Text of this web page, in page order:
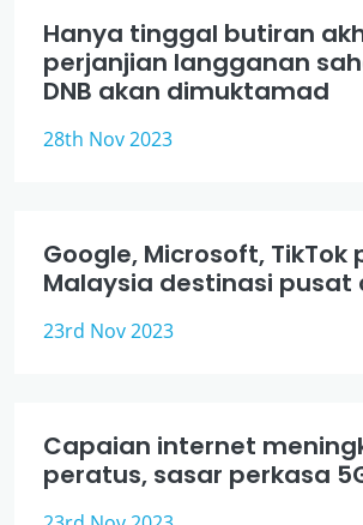
Hanya tinggal butiran
perjanjian langganan
DNB akan dimuktamad
28th Nov 2023
Google, Microsoft, TikTok
Malaysia destinasi pusat
23rd Nov 2023
Capaian internet
peratus, sasar perkasa